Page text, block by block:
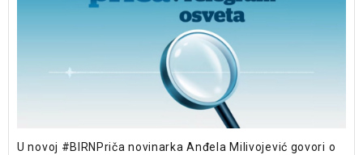
U novoj #BIRNPriča novinarka Anđela Milivojević govori o